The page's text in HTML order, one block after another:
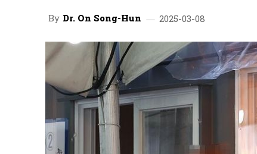
By Dr. On Song-Hun 2025-03-08